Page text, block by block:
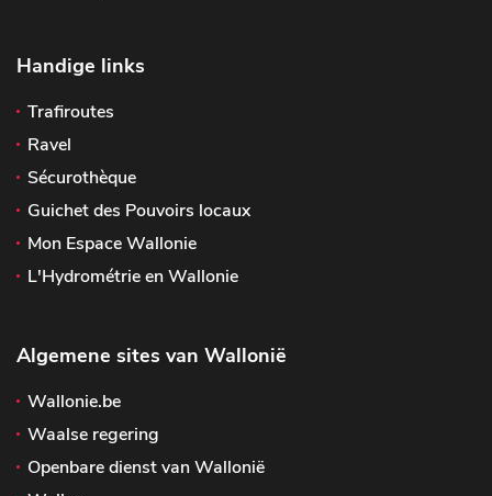
Handige links
Trafiroutes
Ravel
Sécurothèque
Guichet des Pouvoirs locaux
Mon Espace Wallonie
L'Hydrométrie en Wallonie
Algemene sites van Wallonië
Wallonie.be
Waalse regering
Openbare dienst van Wallonië